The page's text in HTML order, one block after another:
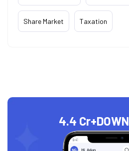
Share Market Taxation
4.4 Cr+